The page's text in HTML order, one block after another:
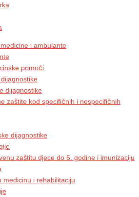
i ambulante
pomoći
dijagnostike
zaštite kod specifičnih i nespecifičnih
dijagnostike
zaštitu djece do 6. godine i imunizaciju
medicinu i rehabilitaciju